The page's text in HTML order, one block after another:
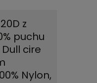
z
puchu
cire
Nylon,